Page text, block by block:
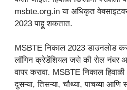
msbte.org.in या अधिकृत
2023 पाहू शकतात.
MSBTE निकाल 2023 डाउनलोड
लॉगिन क्रेडेंशियल जसे की रोल नंबर
वापर करावा. MSBTE निकाल हिवाळी
दुसऱ्या, तिसऱ्या, चौथ्या, पाचव्या आणि